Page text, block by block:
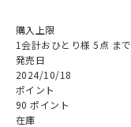
購入上限
1会計おひとり様 5点 まで
発売日
2024/10/18
ポイント
90 ポイント
在庫